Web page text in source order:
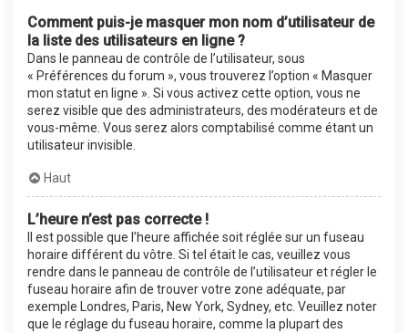
Comment puis-je masquer mon nom d’utilisateur de
la liste des utilisateurs en ligne ?
Dans le panneau de contrôle de l’utilisateur, sous
« Préférences du forum », vous trouverez l’option « Masquer
mon statut en ligne ». Si vous activez cette option, vous ne
serez visible que des administrateurs, des modérateurs et de
vous-même. Vous serez alors comptabilisé comme étant un
utilisateur invisible.
Haut
L’heure n’est pas correcte !
Il est possible que l’heure affichée soit réglée sur un fuseau
horaire différent du vôtre. Si tel était le cas, veuillez vous
rendre dans le panneau de contrôle de l’utilisateur et régler le
fuseau horaire afin de trouver votre zone adéquate, par
exemple Londres, Paris, New York, Sydney, etc. Veuillez noter
que le réglage du fuseau horaire, comme la plupart des